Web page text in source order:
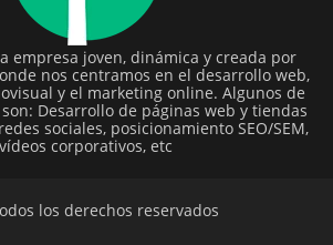
empresa joven, dinámica y creada por
nos centramos en el desarrollo web,
y el marketing online. Algunos de
Desarrollo de páginas web y tiendas
sociales, posicionamiento SEO/SEM,
vídeos corporativos, etc
los derechos reservados